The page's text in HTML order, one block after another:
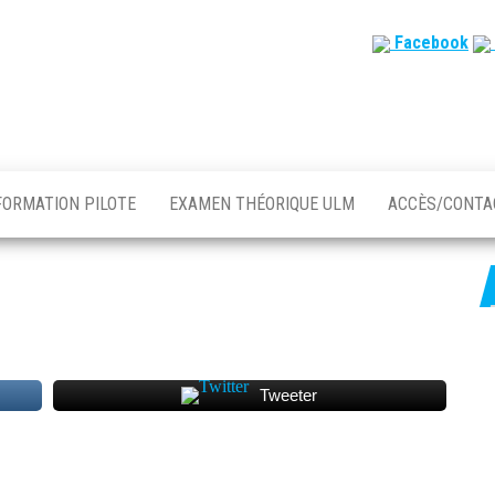
Facebook
PILOTE EXAMEN THÉORIQUE ULM ACCÈS/
Tweeter